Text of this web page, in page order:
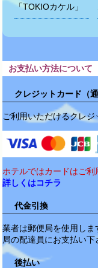
「TOKIOカケル」
お支払い方法について
クレジットカード（通
ご利用いただけるクレジ
ホテルではカードはご利
詳しくはコチラ
代金引換
業者は郵便局を使用し
局の配達員にお支払い下
後払い